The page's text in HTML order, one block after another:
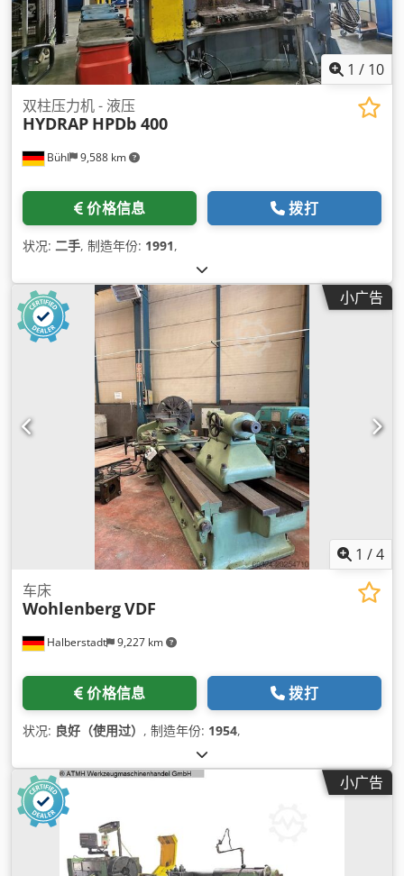
1 / 10
Bühl 9,588 km
双柱压力机 - 液压
HYDRAP HPDb 400
价格信息 拨打
状况: 二手, 制造年份: 1991,
小广告
1 /4
Halberstadt 9,227 km
车床
WohlenbergVDF
价格信息 拨打
状况: 良好（使用过） , 制造年份: 1954,
小广告